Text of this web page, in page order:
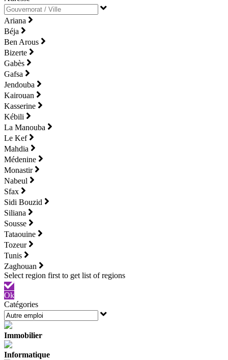
Ariana
Béja
Ben Arous
Bizerte
Gabès
Gafsa
Jendouba
Kairouan
Kasserine
Kébili
La Manouba
Le Kef
Mahdia
Médenine
Monastir
Nabeul
Sfax
Sidi Bouzid
Siliana
Sousse
Tataouine
Tozeur
Tunis
Zaghouan
Ok
Catégories
Immobilier
Informatique